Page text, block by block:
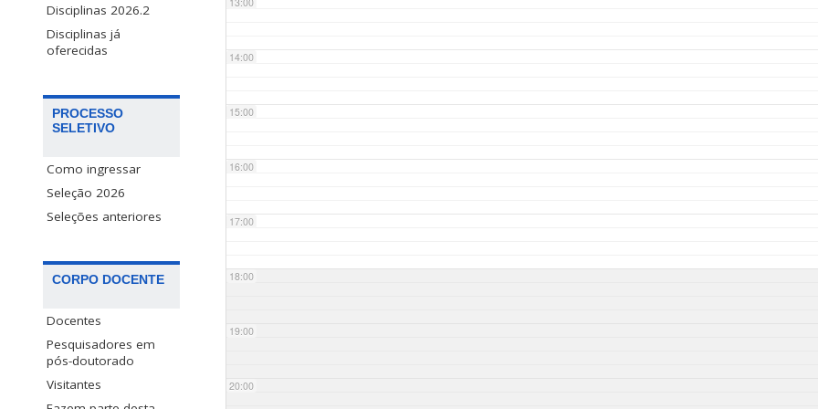
Disciplinas 2026.2
Disciplinas já
oferecidas
PROCESSO
SELETIVO
Como ingressar
Seleção 2026
Seleções anteriores
CORPO DOCENTE
Docentes
Pesquisadores em
pós-doutorado
Visitantes
14:00
15:00
16:00
17:00
18:00
19:00
20:00